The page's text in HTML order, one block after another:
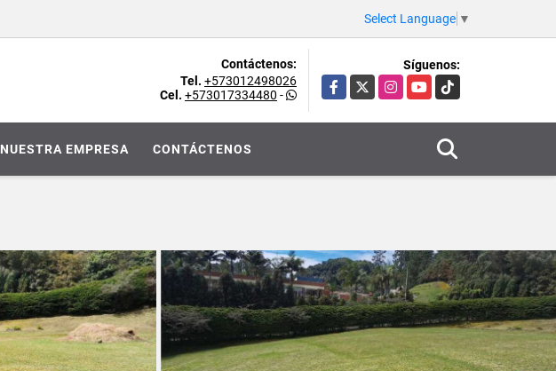
Select Language ▼
Contáctenos:
Tel. +573012498026
Cel. +573017334480 -
Síguenos:
Facebook
X InstagramYouTubeTikTok
NUESTRA EMPRESA CONTÁCTENOS